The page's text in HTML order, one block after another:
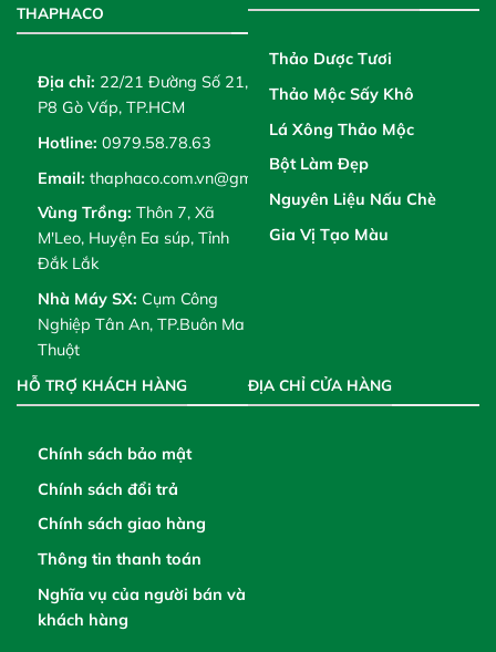
THAPHACO
Địa chỉ: 22/21 Đường Số 21,
P8 Gò Vấp, TP.HCM
Hotline: 0979.58.78.63
Email: thaphaco.com.vn@gmail.com
Vùng Trồng: Thôn 7, Xã
M'Leo, Huyện Ea súp, Tỉnh
Đắk Lắk
Nhà Máy SX: Cụm Công
Nghiệp Tân An, TP.Buôn Ma
Thuột
Thảo Dược Tươi
Thảo Mộc Sấy Khô
Lá Xông Thảo Mộc
Bột Làm Đẹp
Nguyên Liệu Nấu Chè
Gia Vị Tạo Màu
HỖ TRỢ KHÁCH HÀNG
Chính sách bảo mật
Chính sách đổi trả
Chính sách giao hàng
Thông tin thanh toán
Nghĩa vụ của người bán và
khách hàng
ĐỊA CHỈ CỬA HÀNG